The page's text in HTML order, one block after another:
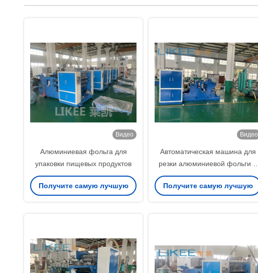
Видео
Алюминиевая фольга для
упаковки пищевых продуктов
Получите самую лучшую
Видео
Автоматическая машина для
резки алюминиевой фольги 3
кВт с регулируемой скоростью
Получите самую лучшую